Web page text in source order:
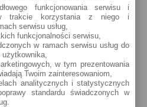
funkcjonowania serwisu i
w trakcie korzystania z niego i
serwisu usług,
funkcjonalności serwisu,
w ramach serwisu usług do
użytkownika,
w tym prezentowania
Twoim zainteresowaniom,
analitycznych i statystycznych
standardu świadczonych w